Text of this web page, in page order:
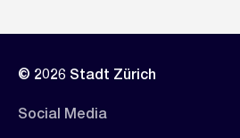
© 2026 Stadt Zürich
Social Media